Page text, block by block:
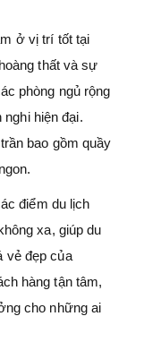
ở vị trí tốt tại
thất và sự
phòng ngủ rộng
hiện đại.
bao gồm quầy
điểm du lịch
xa, giúp du
vẻ đẹp của
hàng tận tâm,
cho những ai